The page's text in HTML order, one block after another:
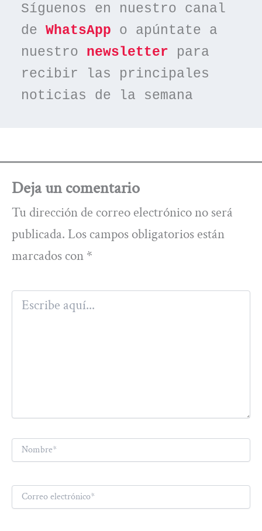
Síguenos en nuestro canal
de WhatsApp o apúntate a
nuestro newsletter para
recibir las principales
noticias de la semana
Deja un comentario
Tu dirección de correo electrónico no será
publicada. Los campos obligatorios están
marcados con *
Escribe
aquí...
Nombre*
Correo
electrónico*